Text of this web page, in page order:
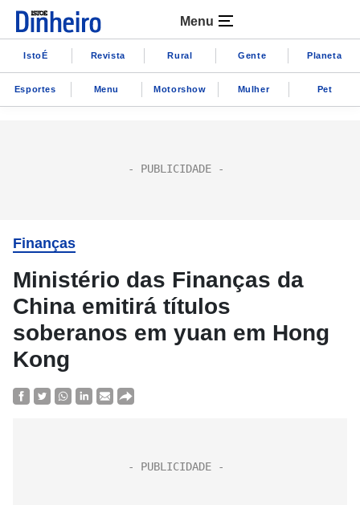
Menu
IstoÉ Revista Rural Gente Planeta
Esportes Menu Motorshow Mulher Pet
Finanças
Ministério das Finanças da
China emitirá títulos
soberanos em yuan em Hong
Kong